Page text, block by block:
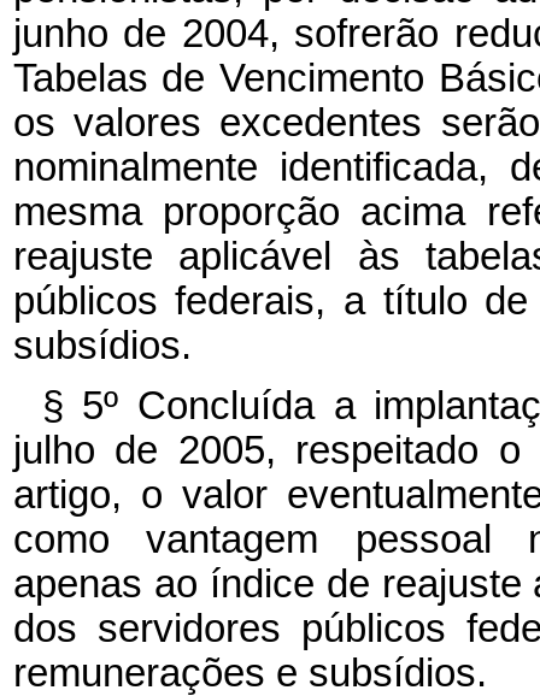
junho de 2004, sofrerão
Tabelas de Vencimento
os valores excedentes
nominalmente identificada,
mesma proporção acima
reajuste aplicável às
públicos federais, a título
subsídios.
§ 5º Concluída a
julho de 2005, respeitado
artigo, o valor
como vantagem pessoal
apenas ao índice de
dos servidores públicos
remunerações e subsídios.